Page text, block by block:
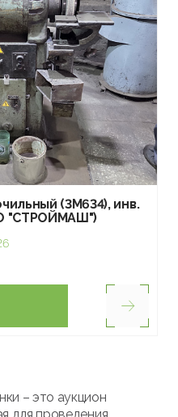
(3М634), инв.
"СТРОЙМАШ")
– это аукцион